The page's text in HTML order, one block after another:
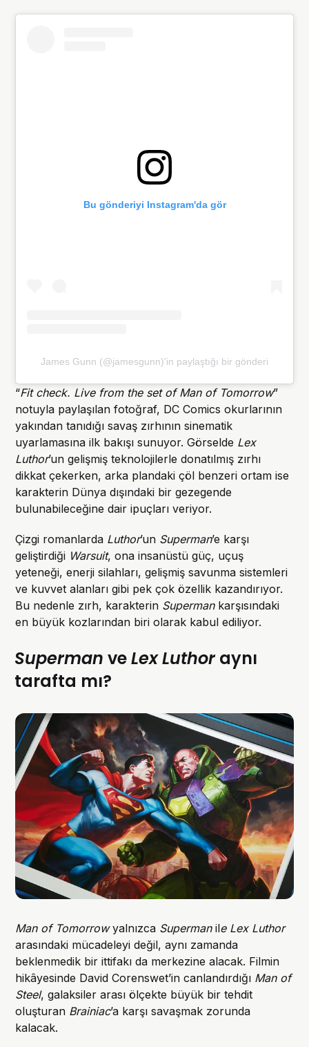
Bu gönderiyi Instagram'da gör
James Gunn (@jamesgunn)'in paylaştığı bir gönderi
“Fit check. Live from the set of Man of Tomorrow”
notuyla paylaşılan fotoğraf, DC Comics okurlarının
yakından tanıdığı savaş zırhının sinematik
uyarlamasına ilk bakışı sunuyor. Görselde Lex
Luthor’un gelişmiş teknolojilerle donatılmış zırhı
dikkat çekerken, arka plandaki çöl benzeri ortam ise
karakterin Dünya dışındaki bir gezegende
bulunabileceğine dair ipuçları veriyor.
Çizgi romanlarda Luthor’un Superman’e karşı
geliştirdiği Warsuit, ona insanüstü güç, uçuş
yeteneği, enerji silahları, gelişmiş savunma sistemleri
ve kuvvet alanları gibi pek çok özellik kazandırıyor.
Bu nedenle zırh, karakterin Supermankarşısındaki
en büyük kozlarından biri olarak kabul ediliyor.
Superman veLex Luthoraynı
tarafta mı?
Man of Tomorrowyalnızca Supermanile Lex Luthor
arasındaki mücadeleyi değil, aynı zamanda
beklenmedik bir ittifakı da merkezine alacak. Filmin
hikâyesinde David Corenswet’in canlandırdığı Man of
Steel, galaksiler arası ölçekte büyük bir tehdit
oluşturan Brainiac’a karşı savaşmak zorunda
kalacak.